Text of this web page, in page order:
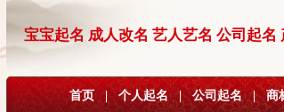
宝宝起名 成人改名 艺人艺名 公司起名
首页 | 个人起名 | 公司起名 | 商